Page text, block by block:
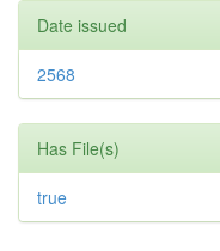
Date issued
2568
Has File(s)
true